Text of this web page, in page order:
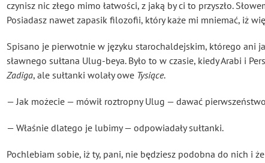
czynisz nic złego mimo łatwości, z jaką by ci to przyszło.
Posiadasz nawet zapasik filozofii, który każe mi mniemać, iż
Spisano je pierwotnie w języku starochaldejskim, którego ani
sławnego sułtana Ulug-beya. Było to w czasie, kiedy Arabi i
Zadiga, ale sułtanki wolały owe Tysiące.
— Jak możecie — mówił roztropny Ulug — dawać
— Właśnie dlatego je lubimy — odpowiadały sułtanki.
Pochlebiam sobie, iż ty, pani, nie będziesz podobna do nich i